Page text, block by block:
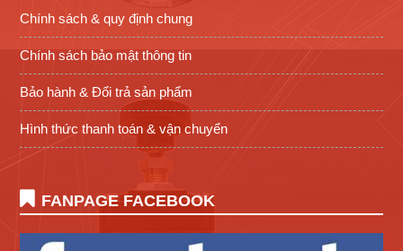
Chính sách & quy định chung
Chính sách bảo mật thông tin
Bảo hành & Đổi trả sản phẩm
Hình thức thanh toán & vận chuyển
FANPAGE FACEBOOK